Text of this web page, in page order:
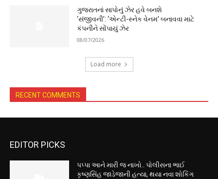
ગુજરાતનાં સાપોનું ઝેર હવે બનશે
‘સંજીવની’: ‘એન્ટી-સ્નેક વેનમ’ બનાવવા માટે
કંપનીને સોંપાયું ઝેર
08/07/2026
Load more
RECENT COMMENTS
EDITOR PICKS
પપ્પા આને મારી જ નાખો.. પોલીસના ભાઈ
કૃષ્ણસિંહ જાડેજાની હત્યા, થયા નવા શોકિંગ